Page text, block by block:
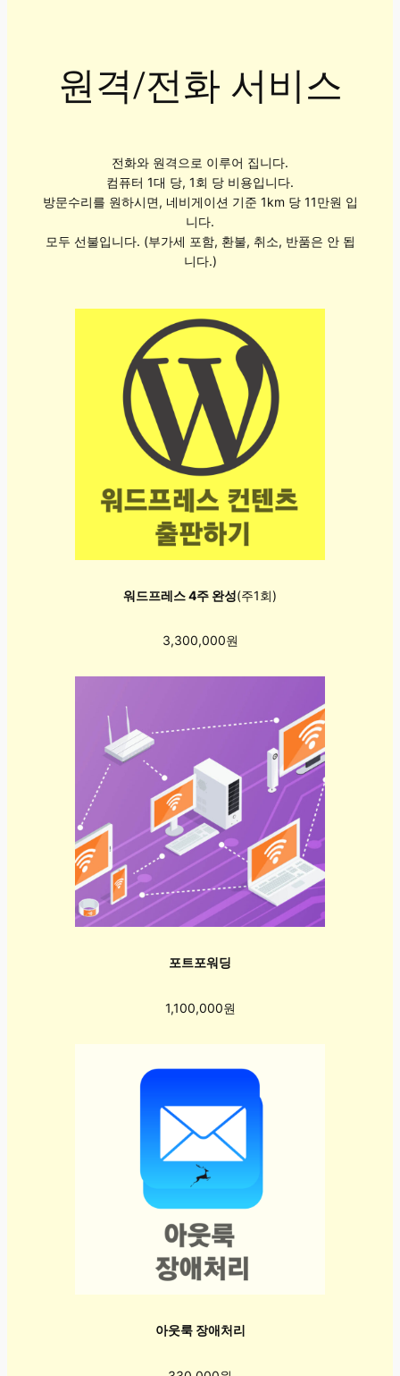
원격/전화 서비스
전화와 원격으로 이루어 집니다.
컴퓨터 1대 당, 1회 당 비용입니다.
방문수리를 원하시면, 네비게이션 기준 1km 당 11만원 입
니다.
모두 선불입니다. (부가세 포함, 환불, 취소, 반품은 안 됩
니다.)
워드프레스 4주 완성(주1회)
3,300,000원
포트포워딩
1,100,000원
아웃룩 장애처리